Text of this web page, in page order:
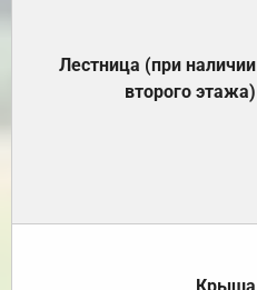
Лестница (при наличии
второго этажа)